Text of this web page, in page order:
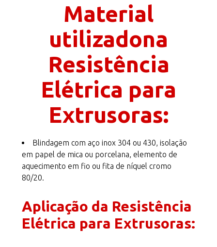
Material
utilizadona
Resistência
Elétrica para
Extrusoras:
Blindagem com aço inox 304 ou 430, isolação
em papel de mica ou porcelana, elemento de
aquecimento em fio ou fita de níquel cromo
80/20.
Aplicação da Resistência
Elétrica para Extrusoras: